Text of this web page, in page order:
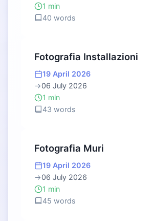
1 min
40 words
Fotografia Installazioni
19 April 2026
→06 July 2026
1 min
43 words
Fotografia Muri
19 April 2026
→06 July 2026
1 min
45 words